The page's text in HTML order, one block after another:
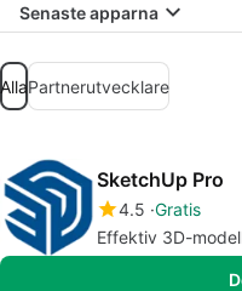
Senaste apparna
AllaPartnerutvecklare
SketchUp Pro
4.5 Gratis
Effektiv 3D-